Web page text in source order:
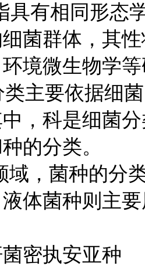
相同形态学
菌群体，其
境微生物学
要依据细菌
，科是细菌
的分类。
，菌种的分
体菌种则主
密执安亚种